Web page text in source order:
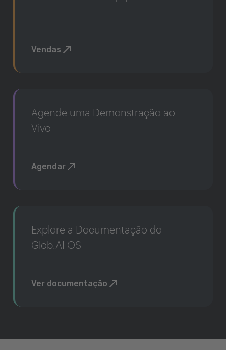
Vendas
Agende uma Demonstração ao
Vivo
Agendar
Explore a Documentação do
Glob.AI OS
Ver documentação